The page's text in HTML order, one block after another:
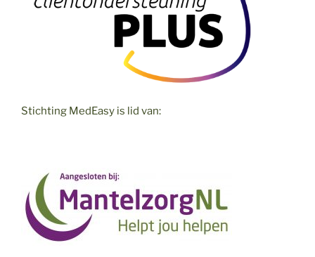
Stichting MedEasy is lid van: